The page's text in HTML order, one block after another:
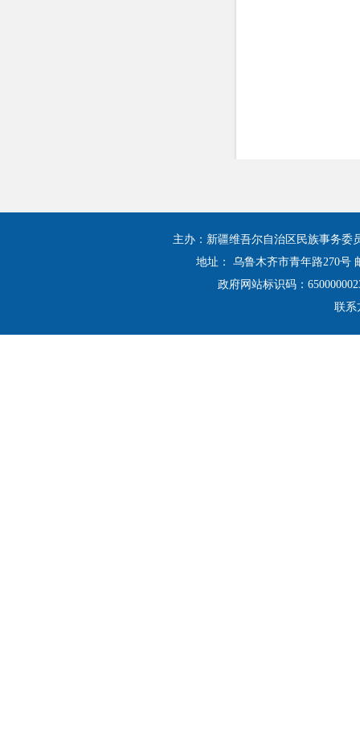
主办：新疆维吾尔自治区民族事务委
地址： 乌鲁木齐市青年路270号
政府网站标识码：
联系